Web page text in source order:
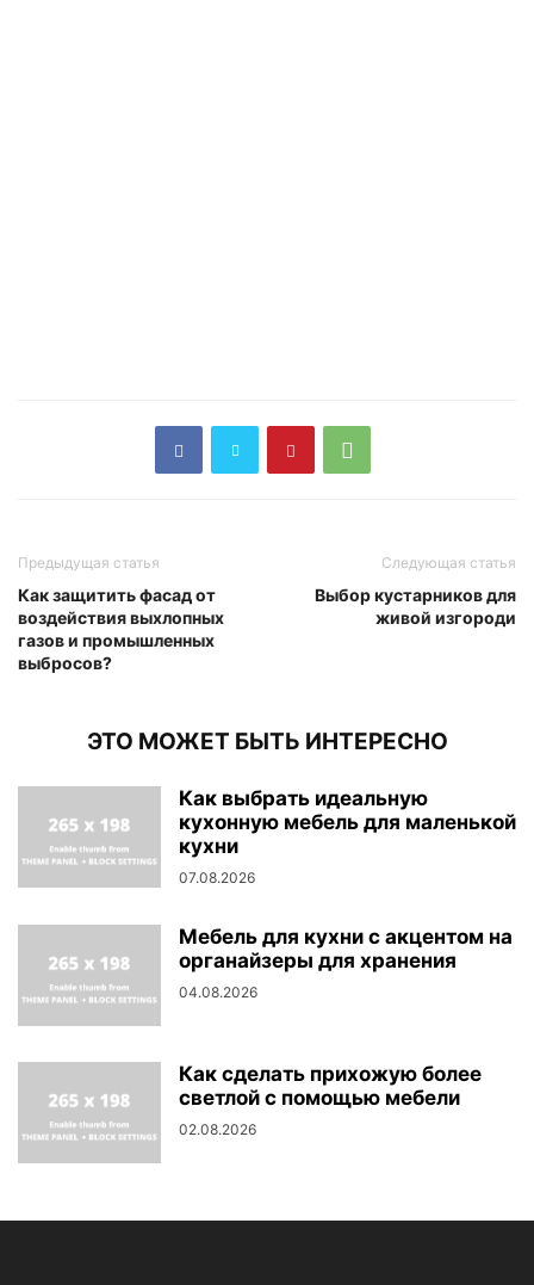
Предыдущая статья
Как защитить фасад от
воздействия выхлопных
газов и промышленных
выбросов?
Следующая статья
Выбор кустарников для
живой изгороди
ЭТО МОЖЕТ БЫТЬ ИНТЕРЕСНО
Как выбрать идеальную
кухонную мебель для маленькой
кухни
07.08.2026
Мебель для кухни с акцентом на
органайзеры для хранения
04.08.2026
Как сделать прихожую более
светлой с помощью мебели
02.08.2026